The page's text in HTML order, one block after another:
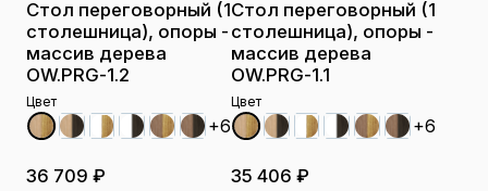
Стол переговорный (1
столешница), опоры -
массив дерева
OW.PRG-1.2
Цвет
+6
36 709 ₽
Стол переговорный (1
столешница), опоры -
массив дерева
OW.PRG-1.1
Цвет
+6
35 406 ₽